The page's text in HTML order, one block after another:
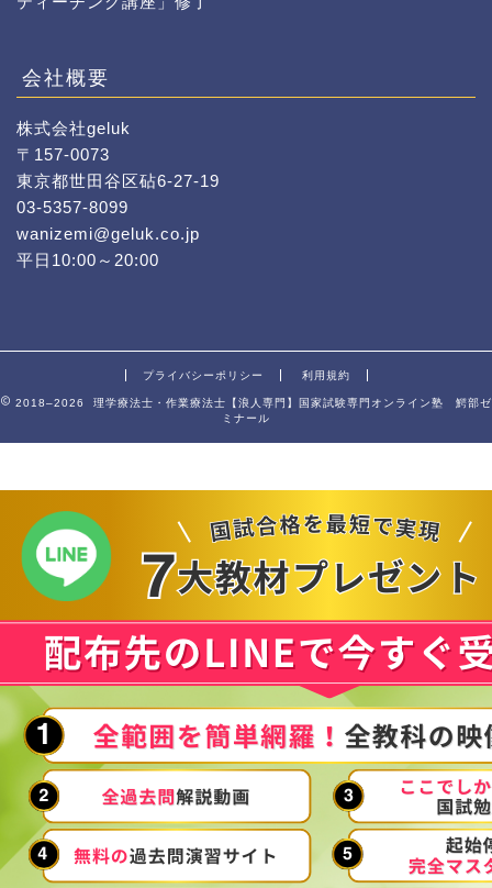
会社概要
株式会社geluk
〒157-0073
東京都世田谷区砧6-27-19
03-5357-8099
wanizemi@geluk.co.jp
平日10:00～20:00
プライバシーポリシー 利用規約
2018–2026 理学療法士・作業療法士【浪人専門】国家試験専門オンライン塾 鰐部ゼ
ミナール